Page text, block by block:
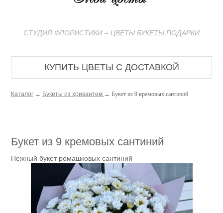
СТУДИЯ ФЛОРИСТИКИ – ЦВЕТЫ БУКЕТЫ ПОДАРКИ
КУПИТЬ ЦВЕТЫ С ДОСТАВКОЙ
Каталог → Букеты из хризантем → Букет из 9 кремовых сантиний
Букет из 9 кремовых сантиний
Нежный букет ромашковых сантиний